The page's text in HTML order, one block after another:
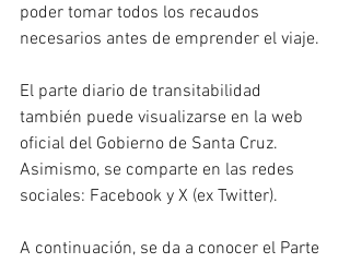
poder tomar todos los recaudos
necesarios antes de emprender el viaje.
El parte diario de transitabilidad
también puede visualizarse en la web
oficial del Gobierno de Santa Cruz.
Asimismo, se comparte en las redes
sociales: Facebook y X (ex Twitter).
A continuación, se da a conocer el Parte